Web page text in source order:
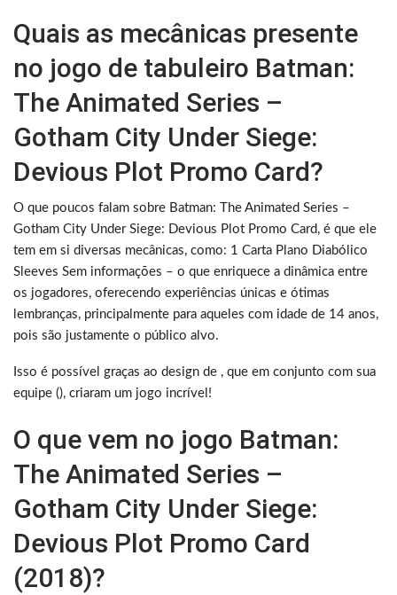
Quais as mecânicas presente
no jogo de tabuleiro Batman:
The Animated Series –
Gotham City Under Siege:
Devious Plot Promo Card?
O que poucos falam sobre Batman: The Animated Series –
Gotham City Under Siege: Devious Plot Promo Card, é que ele
tem em si diversas mecânicas, como: 1 Carta Plano Diabólico
Sleeves Sem informações – o que enriquece a dinâmica entre
os jogadores, oferecendo experiências únicas e ótimas
lembranças, principalmente para aqueles com idade de 14 anos,
pois são justamente o público alvo.
Isso é possível graças ao design de , que em conjunto com sua
equipe (), criaram um jogo incrível!
O que vem no jogo Batman:
The Animated Series –
Gotham City Under Siege:
Devious Plot Promo Card
(2018)?